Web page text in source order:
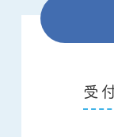
受